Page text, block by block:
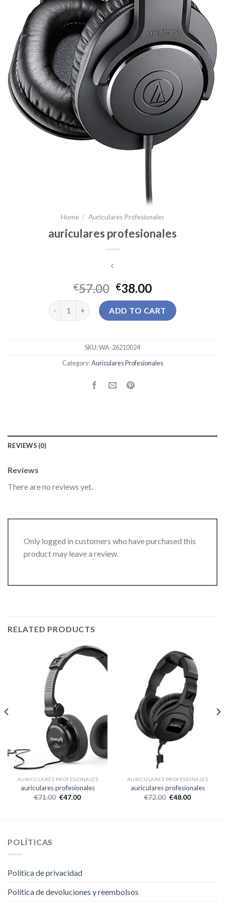
Home / Auriculares Profesionales
auriculares profesionales
€57.00 €38.00
auriculares profesionales quantity
ADD TO CART
SKU:WA-26210024
Category:Auriculares Profesionales
REVIEWS (0)
Reviews
There are no reviews yet.
Only logged in customers who have purchased this
product may leave a review.
RELATED PRODUCTS
AURICULARES PROFESIONALES
auriculares profesionales
€71.00 €47.00
AURICULARES PROFESIONALES
auriculares profesionales
€72.00 €48.00
POLÍTICAS
Politica de privacidad
Política de devoluciones y reembolsos